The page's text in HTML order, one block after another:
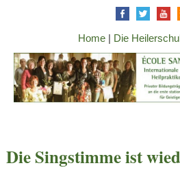
Home| Die
Die Singstimme ist